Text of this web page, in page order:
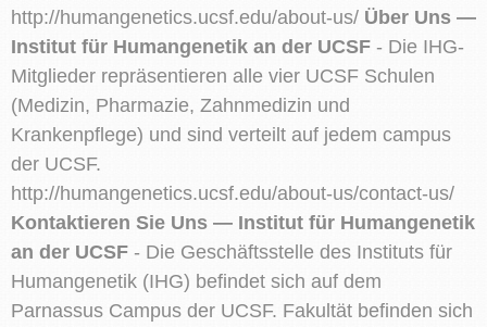
http://humangenetics.ucsf.edu/about-us/ Über Uns —
Institut für Humangenetik an der UCSF - Die IHG-
Mitglieder repräsentieren alle vier UCSF Schulen
(Medizin, Pharmazie, Zahnmedizin und
Krankenpflege) und sind verteilt auf jedem campus
der UCSF.
http://humangenetics.ucsf.edu/about-us/contact-us/
Kontaktieren Sie Uns — Institut für Humangenetik
an der UCSF - Die Geschäftsstelle des Instituts für
Humangenetik (IHG) befindet sich auf dem
Parnassus Campus der UCSF. Fakultät befinden sich